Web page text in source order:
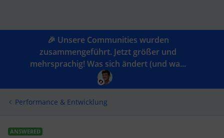
🎉 Unsere Communities wurden
zusammengeführt. Jetzt größer und
mehrsprachig! Was sich ändert (und wa...
Performance & Entwicklung
ANSWERED